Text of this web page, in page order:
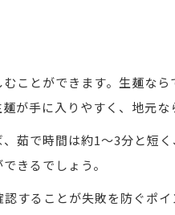
場さながらの食感
で変わる仕上がり
コツ
でどう選ぶべきか
ことができます。生麺な
手に入りやすく、地元な
茹で時間は約1〜3分と短
きるでしょう。
することが失敗を防ぐポ